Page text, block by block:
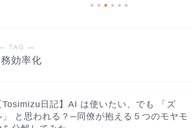
TAG ―
効率化
Tosimizu日記】AI は使いたい、でも 「ズ
」 と思われる？─同僚が抱える５つのモヤモ